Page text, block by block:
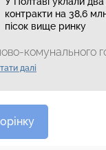
контракти на 38,6
пісок вище ринку
комунального
далі